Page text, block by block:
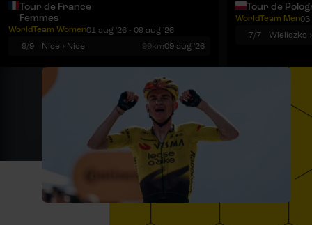
Tour de France
Femmes
WorldTeam Women01 aug '26 - 09 aug '26
9/9
Nice › Nice 99km09 aug '26
Tour de
WorldTeam Men03
7/7
Wieliczka